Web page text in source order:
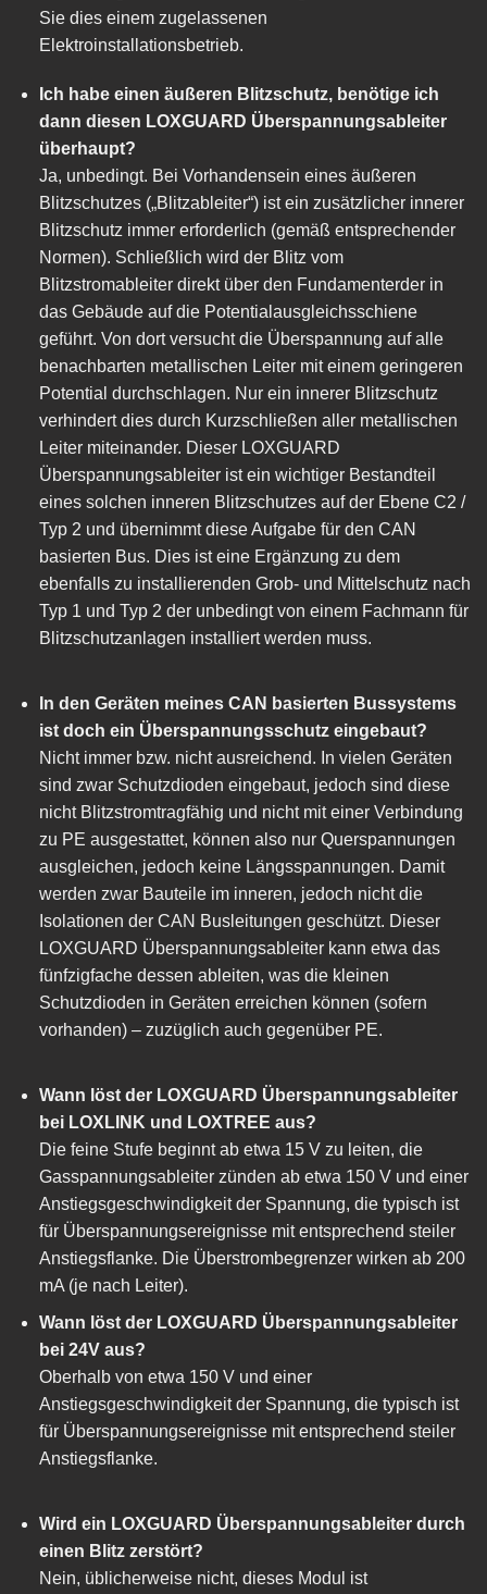
Sie dies einem zugelassenen
Elektroinstallationsbetrieb.
Ich habe einen äußeren Blitzschutz, benötige ich
dann diesen LOXGUARD Überspannungsableiter
überhaupt?
Ja, unbedingt. Bei Vorhandensein eines äußeren
Blitzschutzes („Blitzableiter“) ist ein zusätzlicher innerer
Blitzschutz immer erforderlich (gemäß entsprechender
Normen). Schließlich wird der Blitz vom
Blitzstromableiter direkt über den Fundamenterder in
das Gebäude auf die Potentialausgleichsschiene
geführt. Von dort versucht die Überspannung auf alle
benachbarten metallischen Leiter mit einem geringeren
Potential durchschlagen. Nur ein innerer Blitzschutz
verhindert dies durch Kurzschließen aller metallischen
Leiter miteinander. Dieser LOXGUARD
Überspannungsableiter ist ein wichtiger Bestandteil
eines solchen inneren Blitzschutzes auf der Ebene C2 /
Typ 2 und übernimmt diese Aufgabe für den CAN
basierten Bus. Dies ist eine Ergänzung zu dem
ebenfalls zu installierenden Grob- und Mittelschutz nach
Typ 1 und Typ 2 der unbedingt von einem Fachmann für
Blitzschutzanlagen installiert werden muss.
In den Geräten meines CAN basierten Bussystems
ist doch ein Überspannungsschutz eingebaut?
Nicht immer bzw. nicht ausreichend. In vielen Geräten
sind zwar Schutzdioden eingebaut, jedoch sind diese
nicht Blitzstromtragfähig und nicht mit einer Verbindung
zu PE ausgestattet, können also nur Querspannungen
ausgleichen, jedoch keine Längsspannungen. Damit
werden zwar Bauteile im inneren, jedoch nicht die
Isolationen der CAN Busleitungen geschützt. Dieser
LOXGUARD Überspannungsableiter kann etwa das
fünfzigfache dessen ableiten, was die kleinen
Schutzdioden in Geräten erreichen können (sofern
vorhanden) – zuzüglich auch gegenüber PE.
Wann löst der LOXGUARD Überspannungsableiter
bei LOXLINK und LOXTREE aus?
Die feine Stufe beginnt ab etwa 15 V zu leiten, die
Gasspannungsableiter zünden ab etwa 150 V und einer
Anstiegsgeschwindigkeit der Spannung, die typisch ist
für Überspannungsereignisse mit entsprechend steiler
Anstiegsflanke. Die Überstrombegrenzer wirken ab 200
mA (je nach Leiter).
Wann löst der LOXGUARD Überspannungsableiter
bei 24V aus?
Oberhalb von etwa 150 V und einer
Anstiegsgeschwindigkeit der Spannung, die typisch ist
für Überspannungsereignisse mit entsprechend steiler
Anstiegsflanke.
Wird ein LOXGUARD Überspannungsableiter durch
einen Blitz zerstört?
Nein, üblicherweise nicht, dieses Modul ist